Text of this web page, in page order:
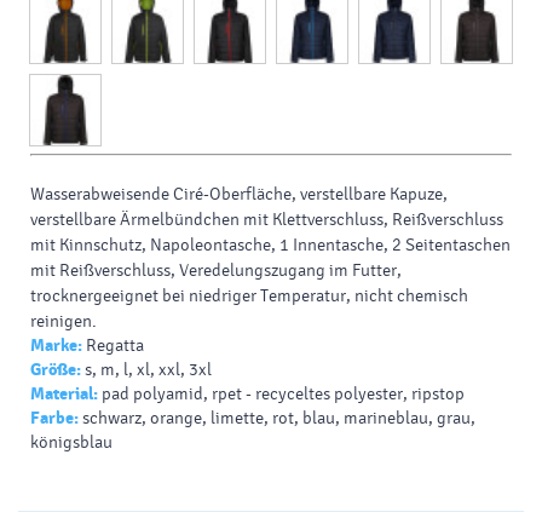
Wasserabweisende Ciré-Oberfläche, verstellbare Kapuze,
verstellbare Ärmelbündchen mit Klettverschluss, Reißverschluss
mit Kinnschutz, Napoleontasche, 1 Innentasche, 2 Seitentaschen
mit Reißverschluss, Veredelungszugang im Futter,
trocknergeeignet bei niedriger Temperatur, nicht chemisch
reinigen.
Material: 165g/m², 100% Ripstop Polyester, Wattierung:
recyceltes Polyester, Warmloft Isolierung, PFC frei.
Marke: Regatta
Größe:s, m, l, xl, xxl, 3xl
Material: pad polyamid, rpet - recyceltes polyester, ripstop
Farbe:schwarz, orange, limette, rot, blau, marineblau, grau,
königsblau